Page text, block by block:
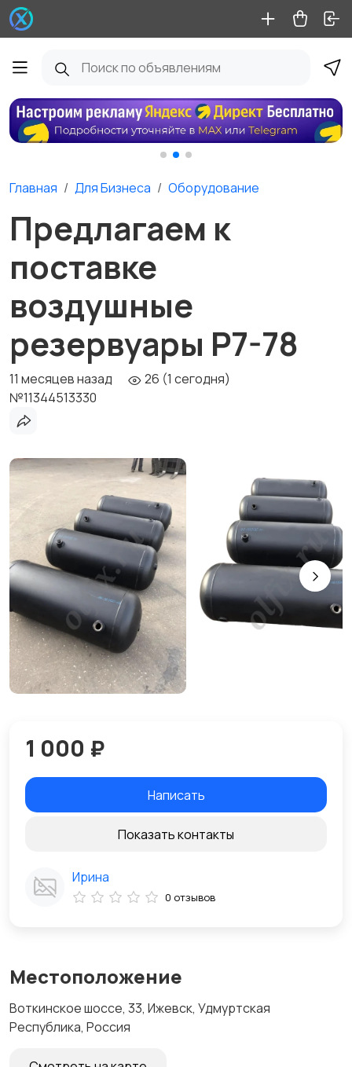
Главная Для Бизнеса Оборудование
Предлагаем к
поставке
воздушные
резервуары Р7-78
11 месяцев назад
26 (1 сегодня)
№11344513330
Местоположение
Воткинское шоссе, 33, Ижевск, Удмуртская
Республика, Россия
1 000 ₽
Написать
Показать контакты
Ирина
0 отзывов